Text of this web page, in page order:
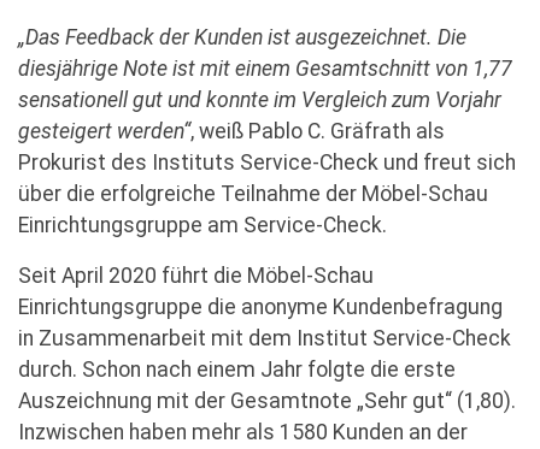
„Das Feedback der Kunden ist ausgezeichnet. Die
diesjährige Note ist mit einem Gesamtschnitt von 1,77
sensationell gut und konnte im Vergleich zum Vorjahr
gesteigert werden“, weiß Pablo C. Gräfrath als
Prokurist des Instituts Service-Check und freut sich
über die erfolgreiche Teilnahme der Möbel-Schau
Einrichtungsgruppe am Service-Check.
Seit April 2020 führt die Möbel-Schau
Einrichtungsgruppe die anonyme Kundenbefragung
in Zusammenarbeit mit dem Institut Service-Check
durch. Schon nach einem Jahr folgte die erste
Auszeichnung mit der Gesamtnote „Sehr gut“ (1,80).
Inzwischen haben mehr als 1580 Kunden an der